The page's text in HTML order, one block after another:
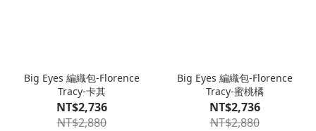
Big Eyes 編織包-Florence
Tracy-卡其
NT$2,736
NT$2,880
Big Eyes 編織包-Florence
Tracy-蜜桃橘
NT$2,736
NT$2,880